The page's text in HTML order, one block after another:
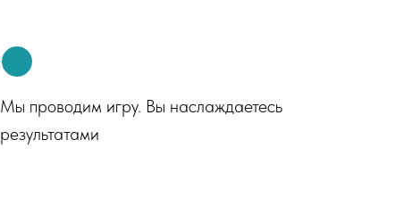
Мы проводим игру. Вы наслаждаетесь
результатами